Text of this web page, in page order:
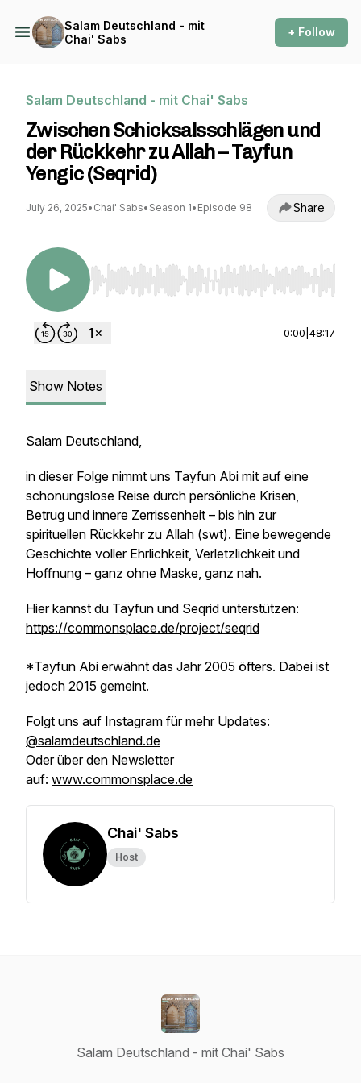
Salam Deutschland - mit
Chai' Sabs
+ Follow
Salam Deutschland - mit Chai' Sabs
Zwischen Schicksalsschlägen und
der Rückkehr zu Allah – Tayfun
Yengic (Seqrid)
July 26, 2025• Chai' Sabs• Season 1• Episode 98 Share
Use Left/Right to seek, Home/End to jump to
0:00 48:17
Show Notes
Salam Deutschland,
in dieser Folge nimmt uns Tayfun Abi mit auf eine
schonungslose Reise durch persönliche Krisen,
Betrug und innere Zerrissenheit – bis hin zur
spirituellen Rückkehr zu Allah (swt). Eine bewegende
Geschichte voller Ehrlichkeit, Verletzlichkeit und
Hoffnung – ganz ohne Maske, ganz nah.
Hier kannst du Tayfun und Seqrid unterstützen:
https://commonsplace.de/project/seqrid
*Tayfun Abi erwähnt das Jahr 2005 öfters. Dabei ist
jedoch 2015 gemeint.
Folgt uns auf Instagram für mehr Updates:
@salamdeutschland.de
Oder über den Newsletter
auf: www.commonsplace.de
Chai' Sabs
Host
Salam Deutschland - mit Chai' Sabs